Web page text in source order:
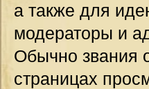
а также для
модераторы и
Обычно звания
страницах